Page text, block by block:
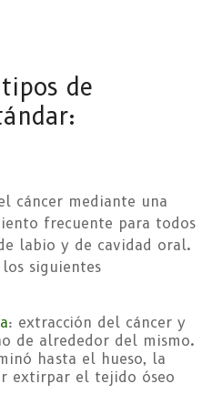
de
cáncer mediante una
frecuente para todos
labio y de cavidad oral.
siguientes
: extracción del cáncer y
de alrededor del mismo.
hasta el hueso, la
extirpar el tejido óseo